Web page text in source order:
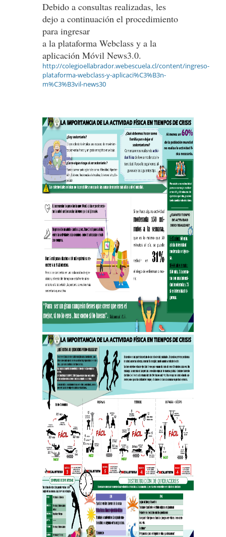
Debido a consultas realizadas, les
dejo a continuación el procedimiento
para ingresar
a la plataforma Webclass y a la
aplicación Móvil News3.0.
http://colegioellabrador.webescuela.cl/content/ingreso-
plataforma-webclass-y-aplicaci%C3%B3n-
m%C3%B3vil-news30